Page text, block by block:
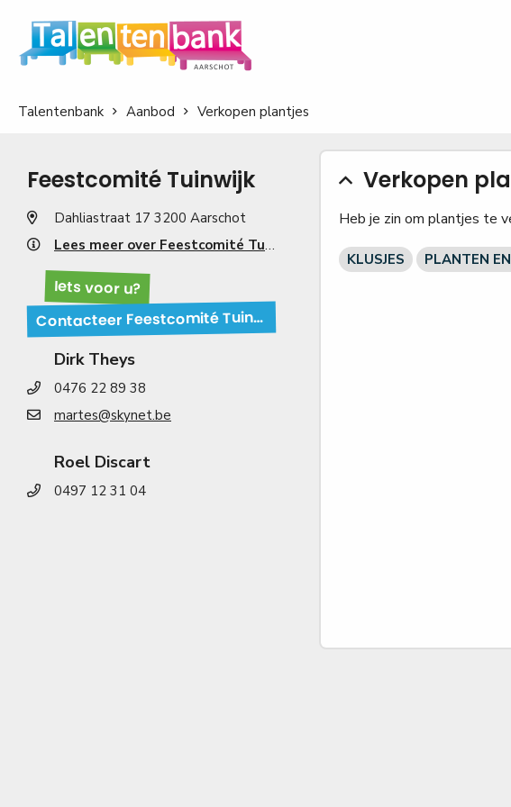
Talentenbank Aanbod Verkopen plantjes
Feestcomité Tuinwijk
Dahliastraat 17 3200 Aarschot
Lees meer over Feestcomité Tuinwijk
Iets voor u?
C
ontacteer Feestcomité Tuinwijk!
Dirk Theys
0476 22 89 38
martes@skynet.be
Roel Discart
0497 12 31 04
Verkopen
Heb je zin om plantjes te
KLUSJES PLANTEN